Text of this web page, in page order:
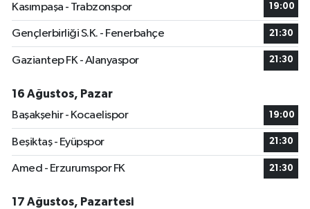
Kasımpaşa - Trabzonspor 19:00
Gençlerbirliği S.K. - Fenerbahçe 21:30
Gaziantep FK - Alanyaspor 21:30
16 Ağustos, Pazar
Başakşehir - Kocaelispor
19:00
Beşiktaş - Eyüpspor 21:30
Amed - Erzurumspor FK 21:30
17 Ağustos, Pazartesi